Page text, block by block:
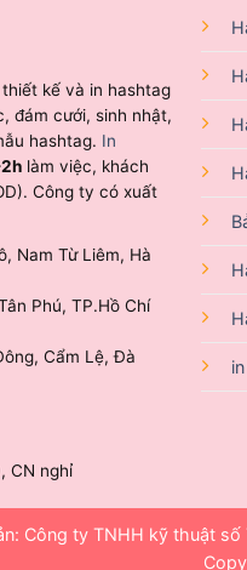
kế và in hashtag
đám cưới, sinh nhật,
hashtag. In
làm việc, khách
Công ty có xuất
Nam Từ Liêm, Hà
Phú, TP.Hồ Chí
Cẩm Lệ, Đà
CN nghỉ
Công ty TNHH kỹ thuật